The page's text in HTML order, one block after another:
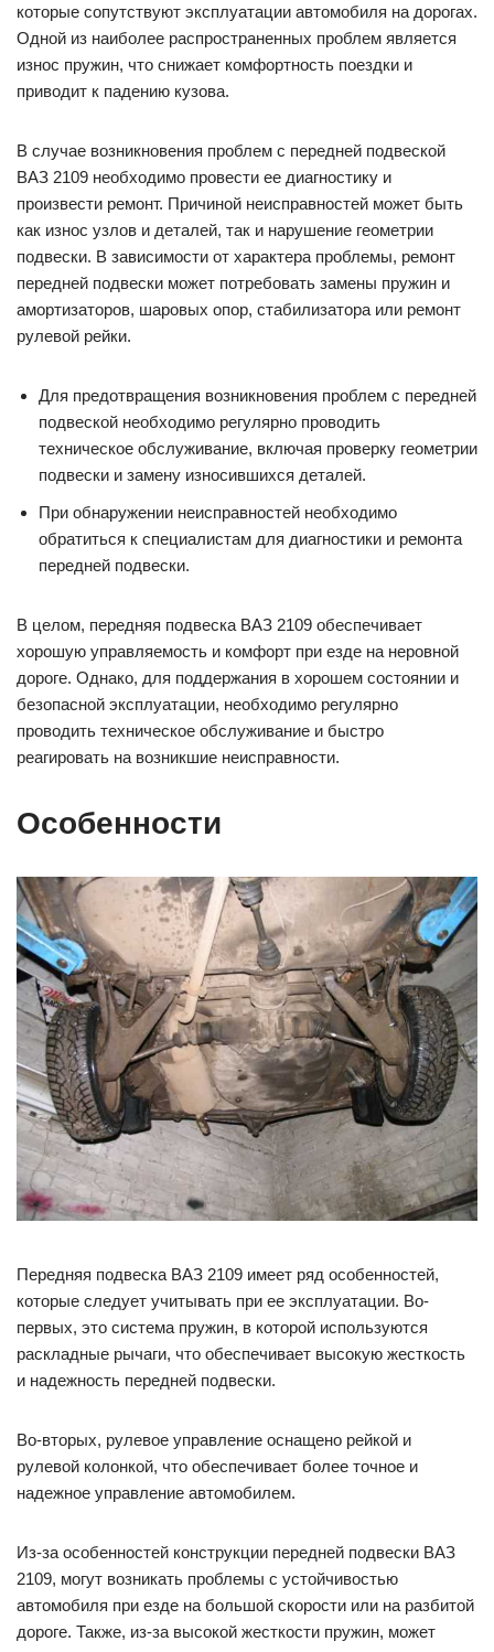
которые сопутствуют эксплуатации автомобиля на дорогах.
Одной из наиболее распространенных проблем является
износ пружин, что снижает комфортность поездки и
приводит к падению кузова.
В случае возникновения проблем с передней подвеской
ВАЗ 2109 необходимо провести ее диагностику и
произвести ремонт. Причиной неисправностей может быть
как износ узлов и деталей, так и нарушение геометрии
подвески. В зависимости от характера проблемы, ремонт
передней подвески может потребовать замены пружин и
амортизаторов, шаровых опор, стабилизатора или ремонт
рулевой рейки.
Для предотвращения возникновения проблем с передней
подвеской необходимо регулярно проводить
техническое обслуживание, включая проверку геометрии
подвески и замену износившихся деталей.
При обнаружении неисправностей необходимо
обратиться к специалистам для диагностики и ремонта
передней подвески.
В целом, передняя подвеска ВАЗ 2109 обеспечивает
хорошую управляемость и комфорт при езде на неровной
дороге. Однако, для поддержания в хорошем состоянии и
безопасной эксплуатации, необходимо регулярно
проводить техническое обслуживание и быстро
реагировать на возникшие неисправности.
Особенности
Передняя подвеска ВАЗ 2109 имеет ряд особенностей,
которые следует учитывать при ее эксплуатации. Во-
первых, это система пружин, в которой используются
раскладные рычаги, что обеспечивает высокую жесткость
и надежность передней подвески.
Во-вторых, рулевое управление оснащено рейкой и
рулевой колонкой, что обеспечивает более точное и
надежное управление автомобилем.
Из-за особенностей конструкции передней подвески ВАЗ
2109, могут возникать проблемы с устойчивостью
автомобиля при езде на большой скорости или на разбитой
дороге. Также, из-за высокой жесткости пружин, может